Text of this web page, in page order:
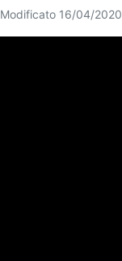
Modificato 16/04/2020